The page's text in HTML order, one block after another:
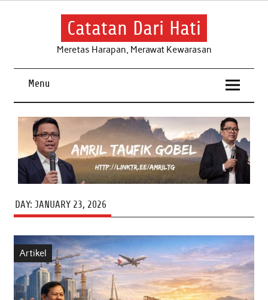
Skip
Catatan Dari Hati
Meretas Harapan, Merawat Kewarasan
Menu
DAY: JANUARY 23, 2026
Artikel